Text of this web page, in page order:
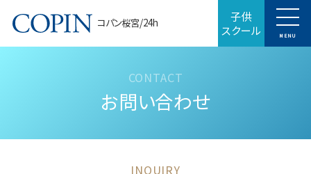
コパン桜宮/24h 子供
スクール MENU
お問い合わせ